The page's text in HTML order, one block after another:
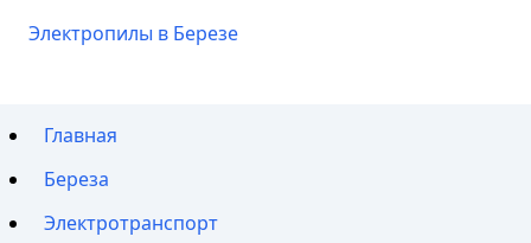
Электропилы в Березе
Главная
Береза
Электротранспорт